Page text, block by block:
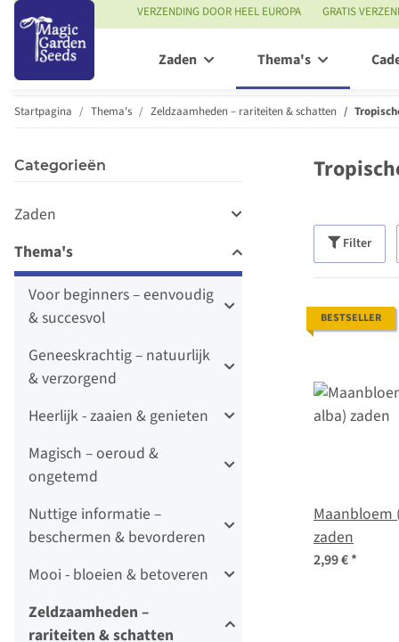
VERZENDING DOOR HEEL EUROPA GRATIS
Zaden Thema's
Startpagina Thema's Zeldzaamheden – rariteiten & schatten
Filter
BESTSELLER
Maanbloem
zaden
2,99 €*
Categorieën
Zaden
Thema's
Voor beginners – eenvoudig
& succesvol
Geneeskrachtig – natuurlijk
& verzorgend
Heerlijk - zaaien & genieten
Magisch – oeroud &
ongetemd
Nuttige informatie –
beschermen & bevorderen
Mooi - bloeien & betoveren
Zeldzaamheden –
rariteiten & schatten